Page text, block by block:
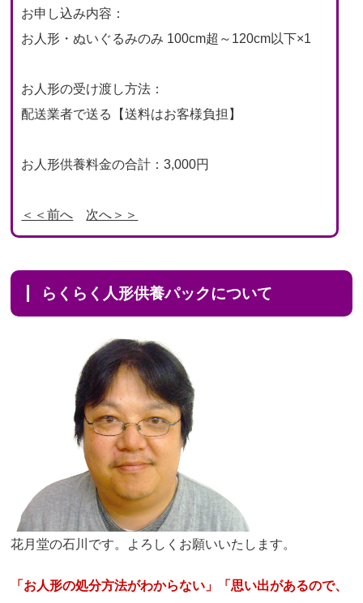
お申し込み内容：
お人形・ぬいぐるみのみ 100cm超～120cm以下×1
お人形の受け渡し方法：
配送業者で送る【送料はお客様負担】
お人形供養料金の合計：3,000円
＜＜前へ 次へ＞＞
らくらく人形供養パックについて
花月堂の石川です。よろしくお願いいたします。
「お人形の処分方法がわからない」「思い出があるので、